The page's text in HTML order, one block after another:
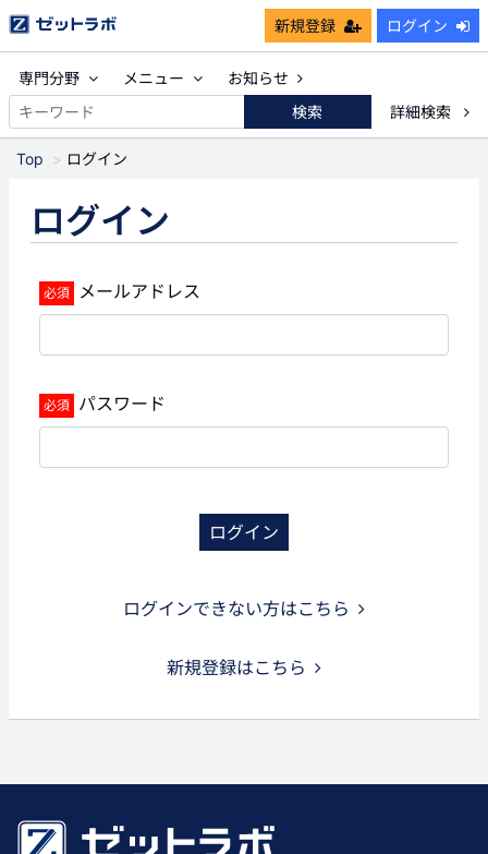
新規登録 ログイン
専門分野 メニュー
お知らせ
検索
詳細検索
Top ログイン
ログイン
メールアドレス
パスワード
ログイン
ログインできない方はこちら
新規登録はこちら